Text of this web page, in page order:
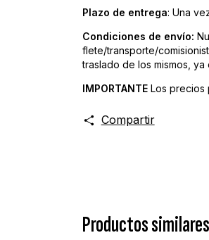
Plazo de entrega: Una
Condiciones de envío:
flete/transporte/
traslado de los mismos,
IMPORTANTE Los precios
Compartir
Productos similares